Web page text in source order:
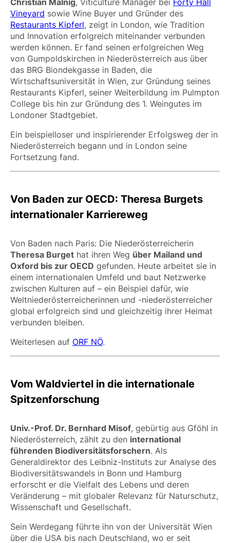
Vineyard sowie Wine Buyer und Gründer des
Restaurants Kipferl, zeigt in London, wie Tradition
und Innovation erfolgreich miteinander verbunden
werden können. Er fand seinen erfolgreichen Weg
von Gumpoldskirchen in Niederösterreich aus über
das BRG Biondekgasse in Baden, die
Wirtschaftsuniversität in Wien, zur Gründung seines
Restaurants Kipferl, seiner Weiterbildung im Pulmpton
College bis hin zur Gründung des 1. Weingutes im
Londoner Stadtgebiet.
Ein beispielloser und inspirierender Erfolgsweg der in
Niederösterreich begann und in London seine
Fortsetzung fand.
Von Baden zur OECD: Theresa Burgets
internationaler Karriereweg
Von Baden nach Paris: Die Niederösterreicherin
Theresa Burget hat ihren Weg über Mailand und
Oxford bis zur OECD gefunden. Heute arbeitet sie in
einem internationalen Umfeld und baut Netzwerke
zwischen Kulturen auf – ein Beispiel dafür, wie
Weltniederösterreicherinnen und -niederösterreicher
global erfolgreich sind und gleichzeitig ihrer Heimat
verbunden bleiben.
Weiterlesen auf ORF NÖ.
Vom Waldviertel in die internationale
Spitzenforschung
Univ.-Prof. Dr. Bernhard Misof, gebürtig aus Gföhl in
Niederösterreich, zählt zu den international
führenden Biodiversitätsforschern. Als
Generaldirektor des Leibniz-Instituts zur Analyse des
Biodiversitätswandels in Bonn und Hamburg
erforscht er die Vielfalt des Lebens und deren
Veränderung – mit globaler Relevanz für Naturschutz,
Wissenschaft und Gesellschaft.
Sein Werdegang führte ihn von der Universität Wien
über die USA bis nach Deutschland, wo er seit